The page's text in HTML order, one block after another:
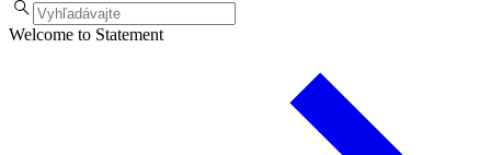
Welcome to Statement